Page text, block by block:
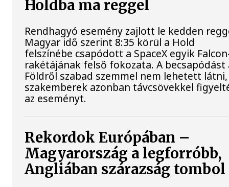
Holdba ma reggel
Rendhagyó esemény zajlott le kedden
Magyar idő szerint 8:35 körül a Hold
felszínébe csapódott a SpaceX egyik
rakétájának felső fokozata. A becsapódást
Földről szabad szemmel nem lehetett
szakemberek azonban távcsövekkel
az eseményt.
Rekordok Európában –
Magyarország a legforróbb,
Angliában szárazság tombol